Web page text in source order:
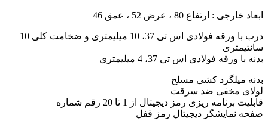
ابعاد خارجی : ارتفاع 80 ، عرض 52 ، عمق 46
درب با ورقه فولادی اس تی 37، 10 میلیمتری و ضخامت کلی 10
سانتیمتری
بدنه با ورقه فولادی اس تی 37، 4 میلیمتری
بدنه میلگرد کشی مسلح
لولای مخفی ضد سرقت
قابلیت برنامه ریزی رمز دیجیتال از 1 تا 20 رقم شماره
صفحه نمایشگر دیجیتال رمز قفل